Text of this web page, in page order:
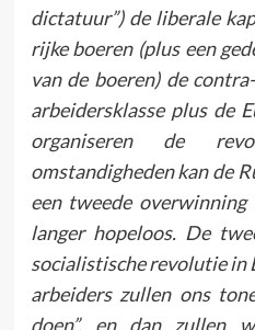
dictatuur”) de liberale
rijke boeren (plus een
van de boeren) de
arbeidersklasse plus de
organiseren de
omstandigheden kan de
een tweede
langer hopeloos. De
socialistische revolutie in
arbeiders zullen ons
doen”, en dan zullen